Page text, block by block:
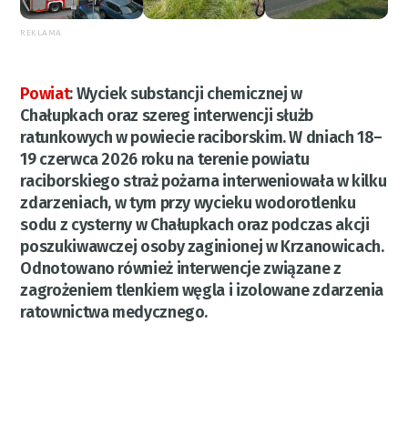
REKLAMA
Powiat:Wyciek substancji chemicznej w
Chałupkach oraz szereg interwencji służb
ratunkowych w powiecie raciborskim. W dniach 18–
19 czerwca 2026 roku na terenie powiatu
raciborskiego straż pożarna interweniowała w kilku
zdarzeniach, w tym przy wycieku wodorotlenku
sodu z cysterny w Chałupkach oraz podczas akcji
poszukiwawczej osoby zaginionej w Krzanowicach.
Odnotowano również interwencje związane z
zagrożeniem tlenkiem węgla i izolowane zdarzenia
ratownictwa medycznego.